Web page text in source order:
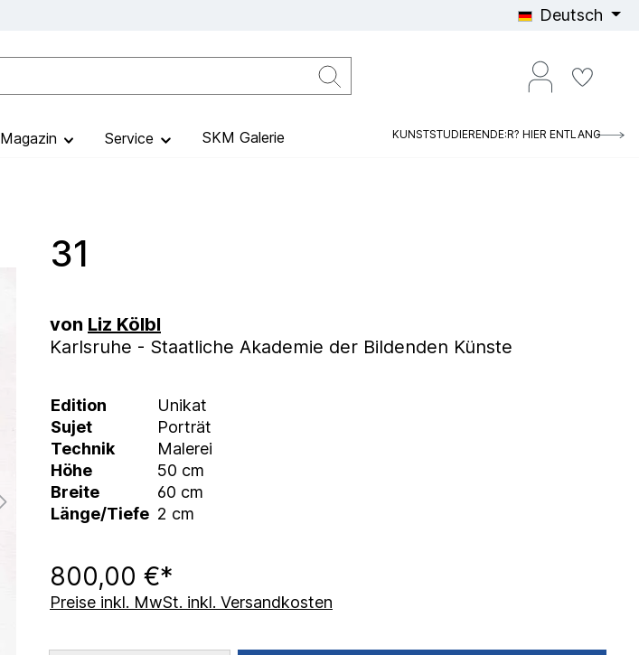
Deutsch
Magazin Service SKM Galerie KUNSTSTUDIERENDE:R? HIER ENTLANG
31
von Liz Kölbl
Karlsruhe - Staatliche Akademie der Bildenden Künste
Edition
Unikat
Sujet
Porträt
Technik
Malerei
Höhe
50 cm
Breite
60 cm
Länge/Tiefe 2 cm
800,00 €*
Preise inkl. MwSt. inkl. Versandkosten